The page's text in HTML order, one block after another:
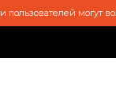
могут